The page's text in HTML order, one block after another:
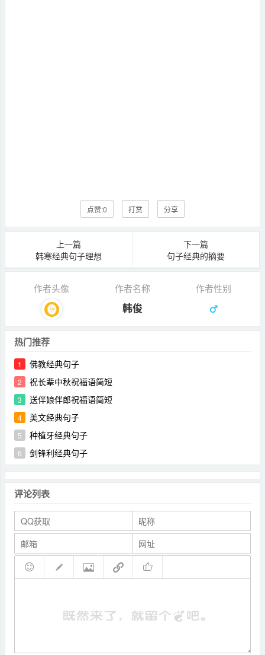
点赞:0 打赏 分享
上一篇
韩寒经典句子理想
下一篇
句子经典的摘要
作者头像 作者名称 作者性别
韩俊
热门推荐
1 佛教经典句子
2 祝长辈中秋祝福语简短
3 送伴娘伴郎祝福语简短
4 美文经典句子
5 种植牙经典句子
6 剑锋利经典句子
评论列表